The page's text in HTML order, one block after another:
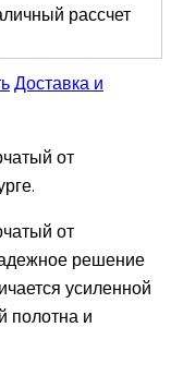
рассчет
Доставка и
от
от
решение
усиленной
полотна и